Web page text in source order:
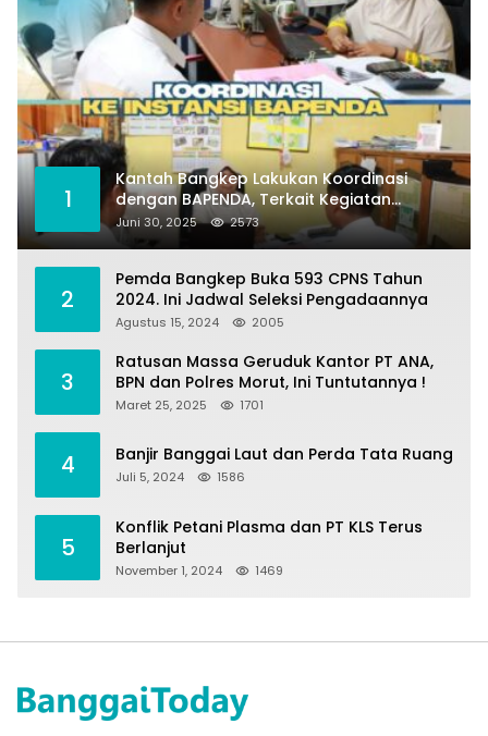
1
Kantah Bangkep Lakukan Koordinasi
dengan BAPENDA, Terkait Kegiatan
Fasilitasi Penilaian Tanah dan Ekonomi
Pertanahan
Juni 30, 2025 2573
2
Pemda Bangkep Buka 593 CPNS Tahun
2024. Ini Jadwal Seleksi Pengadaannya
Agustus 15, 2024 2005
3
Ratusan Massa Geruduk Kantor PT ANA,
BPN dan Polres Morut, Ini Tuntutannya !
Maret 25, 2025 1701
4 Banjir Banggai Laut dan Perda Tata Ruang
Juli 5, 2024 1586
5
Konflik Petani Plasma dan PT KLS Terus
Berlanjut
November 1, 2024 1469